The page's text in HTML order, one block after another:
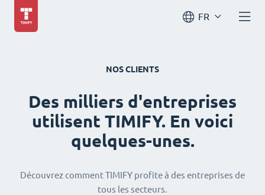
FR
NOS CLIENTS
Des milliers d'entreprises
utilisent TIMIFY. En voici
quelques-unes.
Découvrez comment TIMIFY profite à des entreprises de
tous les secteurs.